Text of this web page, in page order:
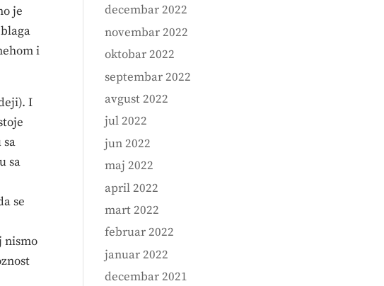
je
i
I
sa
sa
se
nismo
decembar 2022
novembar 2022
oktobar 2022
septembar 2022
avgust 2022
jul 2022
jun 2022
maj 2022
april 2022
mart 2022
februar 2022
januar 2022
decembar 2021